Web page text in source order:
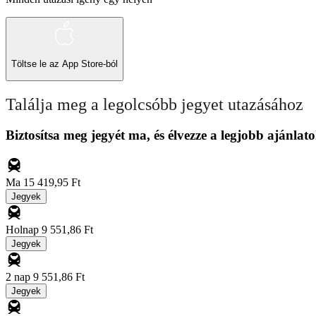
Töltse le az App Store-ból
Találja meg a legolcsóbb jegyet utazásához
Biztosítsa meg jegyét ma, és élvezze a legjobb
Ma 15 419,95 Ft
Jegyek
Holnap 9 551,86 Ft
Jegyek
2 nap 9 551,86 Ft
Jegyek